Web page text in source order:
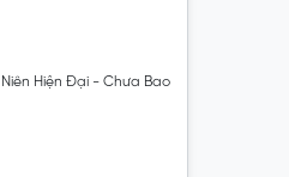
Hiện Đại - Chưa Bao